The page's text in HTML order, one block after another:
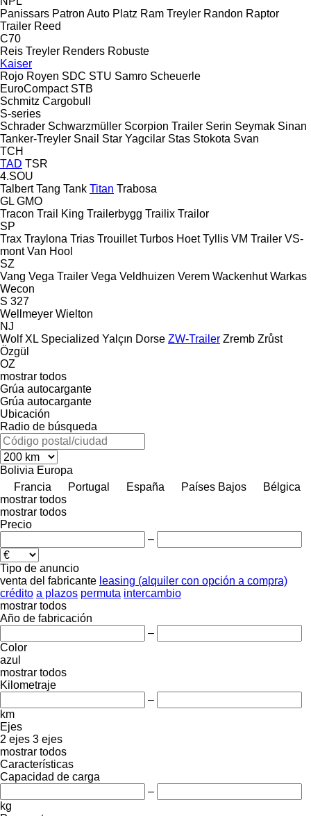
Panissars Patron Auto Platz Ram Treyler Randon Raptor
Trailer Reed
C70
Reis Treyler Renders Robuste
Kaiser
Rojo Royen SDC STU Samro Scheuerle
EuroCompact STB
Schmitz Cargobull
S-series
Schrader Schwarzmüller Scorpion Trailer Serin Seymak Sinan
Tanker-Treyler Snail Star Yagcilar Stas Stokota Svan
TCH
TAD TSR
4.SOU
Talbert Tang Tank Titan Trabosa
GL GMO
Tracon Trail King Trailerbygg Trailix Trailor
SP
Trax Traylona Trias Trouillet Turbos Hoet Tyllis VM Trailer VS-
mont Van Hool
SZ
Vang Vega Trailer Vega Veldhuizen Verem Wackenhut Warkas
Wecon
S 327
Wellmeyer Wielton
NJ
Wolf XL Specialized Yalçın Dorse ZW-Trailer Zremb Zrůst
Özgül
OZ
mostrar todos
Grúa autocargante
Grúa autocargante
Ubicación
Radio de búsqueda
Bolivia Europa
Francia
Portugal España Países Bajos
Bélgica
mostrar todos
mostrar todos
Precio
–
Tipo de anuncio
venta del fabricante leasing (alquiler con opción a compra)
crédito a plazos permuta intercambio
mostrar todos
Año de fabricación
–
Color
azul
mostrar todos
Kilometraje
–
km
Ejes
2 ejes 3 ejes
mostrar todos
Características
Capacidad de carga
–
kg